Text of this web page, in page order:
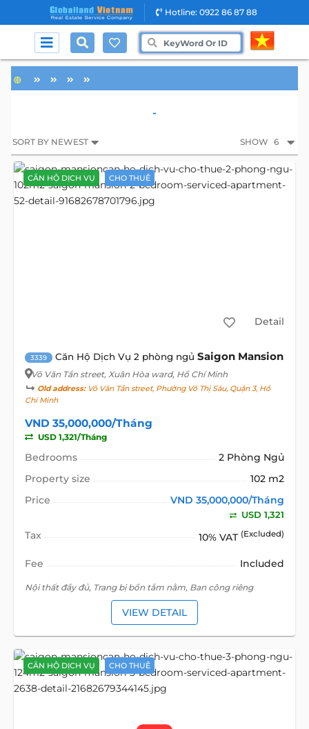
Hotline: 0922 86 87 88
-
SORT BY NEWEST SHOW 6
CĂN HỘ DỊCH VỤ CHO THUÊ
Detail
3339 Căn Hộ Dịch Vụ 2 phòng ngủ Saigon Mansion
Võ Văn Tần street, Xuân Hòa ward, Hồ Chí Minh
Old address:Võ Văn Tần street, Phường Võ Thị Sáu, Quận 3, Hồ
Chí Minh
VND 35,000,000/Tháng
USD 1,321/Tháng
Bedrooms
2 Phòng Ngủ
Property size
102 m2
Price
VND 35,000,000/Tháng
USD 1,321
Tax 10% VAT (Excluded)
Fee Included
Nội thất đầy đủ, Trang bị bồn tắm nằm, Ban công riêng
VIEW DETAIL
CĂN HỘ DỊCH VỤ CHO THUÊ